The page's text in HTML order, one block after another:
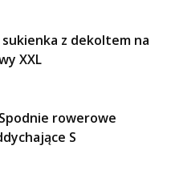
sukienka z dekoltem na
XXL
rowerowe
S